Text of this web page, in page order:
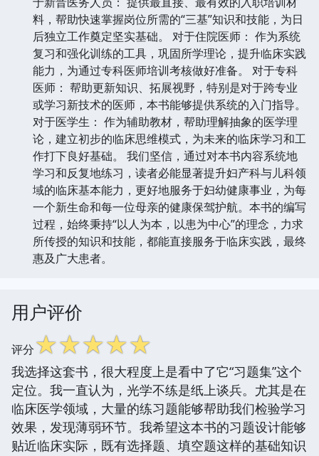
料，帮助快速掌握岗位所需的“三基”知识和技能，为日
后独立工作奠定坚实基础。 对于住院医师： 作为系统
复习和强化训练的工具，巩固所学理论，提升临床实践
能力，为通过专科医师培训考核做好准备。 对于专科
医师： 帮助更新知识、拓展视野，特别是对于跨专业
或学习新技术的医师，本书能够提供系统的入门指导。
对于医学生： 作为辅助教材，帮助理解抽象的医学理
论，建立初步的临床思维模式，为未来的临床学习和工
作打下良好基础。 我们坚信，通过对本书内容系统地
学习和反复地练习，读者必能显著提升妇产科与儿科领
域的临床基本能力，更好地服务于妇幼健康事业，为每
一个新生命和每一位母亲的健康保驾护航。本书的编写
过程，始终秉持“以人为本，以患为中心”的理念，力求
所传授的知识和技能，都能直接服务于临床实践，最终
惠及广大患者。
用户评价
评分☆☆☆☆☆
我选择这套书，很大程度上是看中了它“习题集”这个
定位。我一直认为，光学不练是纸上谈兵。尤其是在
临床医学领域，大量的练习题能够帮助我们检验学习
效果，发现薄弱环节。我希望这本书的习题设计能够
贴近临床实际，既有选择题、填空题这样的基础知识